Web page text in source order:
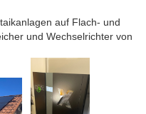
auf Flach- und
und Wechselrichter von